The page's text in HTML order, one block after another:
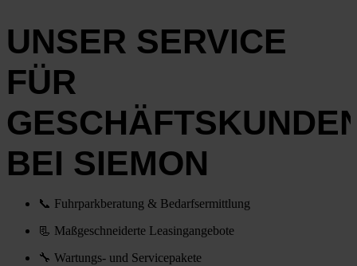
UNSER SERVICE
FÜR
BEI SIEMON
📞 Fuhr­park­be­ra­tung & Bedarfs­er­mitt­lung
📃 Maß­ge­schnei­der­te Lea­sing­an­ge­bo­te
🔧 War­tungs- und Ser­vice­pa­ke­te